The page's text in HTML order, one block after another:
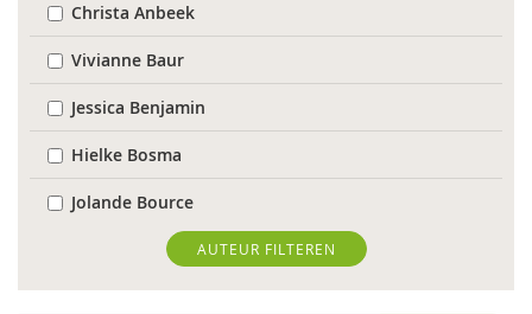
Christa Anbeek
Vivianne Baur
Jessica Benjamin
Hielke Bosma
Jolande Bource
Richard Brons
Joeri Calsius
AUTEUR FILTEREN